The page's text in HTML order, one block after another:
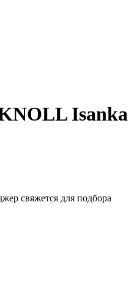
Isanka
свяжется для подбора